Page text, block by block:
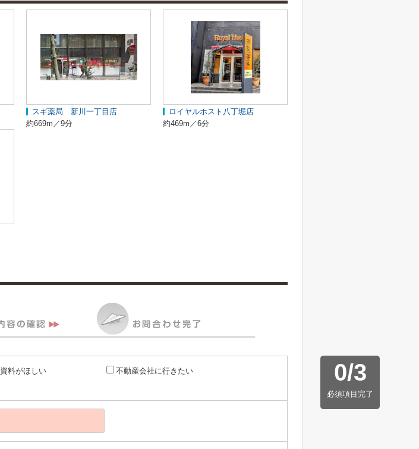
スギ薬局 新川一丁目店
約669m／9分
ロイヤルホスト八丁堀店
約469m／6分
0/3
必須項目完了
資料がほしい
不動産会社に行きたい